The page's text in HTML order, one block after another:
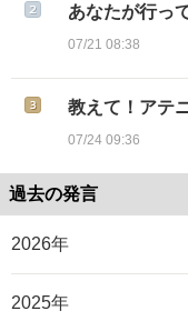
あなたが行っ
07/21 08:38
教えて！アテ
07/24 09:36
過去の発言
2026年
2025年